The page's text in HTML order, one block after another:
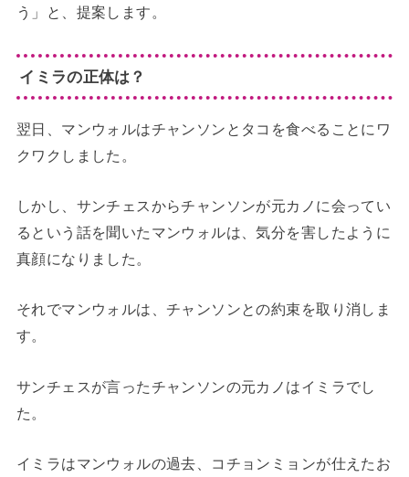
う」と、提案します。
イミラの正体は？
翌日、マンウォルはチャンソンとタコを食べることにワ
クワクしました。
しかし、サンチェスからチャンソンが元カノに会ってい
るという話を聞いたマンウォルは、気分を害したように
真顔になりました。
それでマンウォルは、チャンソンとの約束を取り消しま
す。
サンチェスが言ったチャンソンの元カノはイミラでし
た。
イミラはマンウォルの過去、コチョンミョンが仕えたお